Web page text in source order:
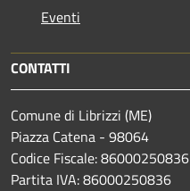
Eventi
CONTATTI
Comune di Librizzi (ME)
Piazza Catena - 98064
Codice Fiscale: 86000250836
Partita IVA: 86000250836